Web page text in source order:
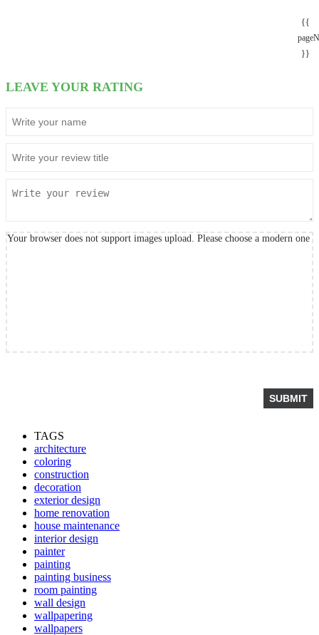
{{
}}
LEAVE YOUR RATING
Your browser does not support images upload. Please choose a modern one
TAGS
architecture
coloring
construction
decoration
exterior design
home renovation
house maintenance
interior design
painter
painting
painting business
room painting
wall design
wallpapering
wallpapers